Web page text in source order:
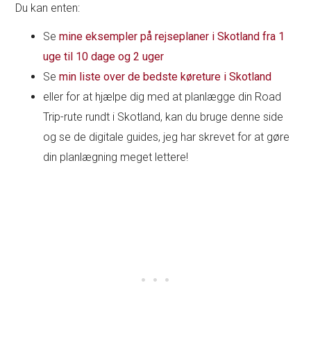
Du kan enten:
Semine eksempler på rejseplaner i Skotland fra 1
uge til 10 dage og 2 uger
Semin liste over de bedste køreture i Skotland
eller for at hjælpe dig med at planlægge din Road
Trip-rute rundt i Skotland, kan du bruge denne side
og se de digitale guides, jeg har skrevet for at gøre
din planlægning meget lettere!